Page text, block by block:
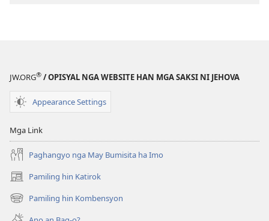
nga
han
JW.ORG® / OPISYAL NGA WEBSITE HAN MGA SAKSI NI JEHOVA
Appearance Settings
Mga Link
Paghangyo nga May Bumisita ha Imo
Pamiling hin Katirok
(opens
new
window)
Pamiling hin Kombensyon
(opens
new